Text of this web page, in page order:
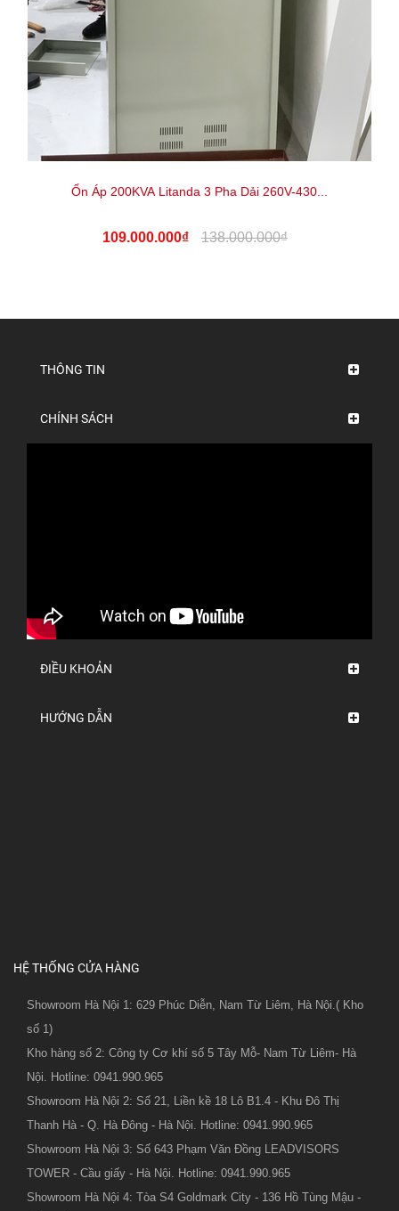
Ổn Áp 200KVA Litanda 3 Pha Dải 260V-430...
109.000.000₫ 138.000.000₫
THÔNG TIN
CHÍNH SÁCH
ĐIỀU KHOẢN
HƯỚNG DẪN
HỆ THỐNG CỬA HÀNG
Showroom Hà Nội 1: 629 Phúc Diễn, Nam Từ Liêm, Hà Nội.( Kho
số 1)
Kho hàng số 2: Công ty Cơ khí số 5 Tây Mỗ- Nam Từ Liêm- Hà
Nội. Hotline: 0941.990.965
Showroom Hà Nội 2: Số 21, Liền kề 18 Lô B1.4 - Khu Đô Thị
Thanh Hà - Q. Hà Đông - Hà Nội. Hotline: 0941.990.965
Showroom Hà Nội 3: Số 643 Phạm Văn Đồng LEADVISORS
TOWER - Cầu giấy - Hà Nội. Hotline: 0941.990.965
Showroom Hà Nội 4: Tòa S4 Goldmark City - 136 Hồ Tùng Mậu -